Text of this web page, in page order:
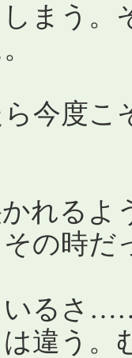
まう。
今度こ
れるよ
の時だ
いるさ
違う